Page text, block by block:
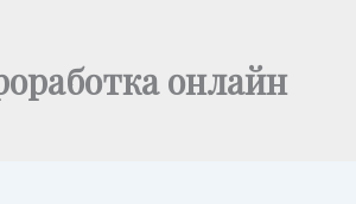
онлайн